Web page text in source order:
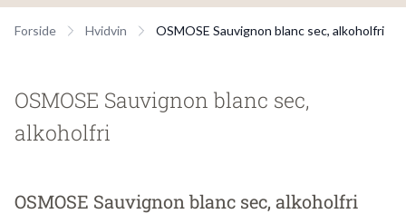
Forside Hvidvin OSMOSE Sauvignon blanc sec, alkoholfri
OSMOSE Sauvignon blanc sec,
alkoholfri
OSMOSE Sauvignon blanc sec, alkoholfri